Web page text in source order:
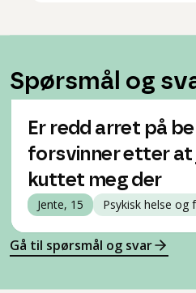
Spørsmål og
Er redd arret på
forsvinner etter at
kuttet meg der
Jente, 15 Psykisk helse og
Gå til spørsmål og svar